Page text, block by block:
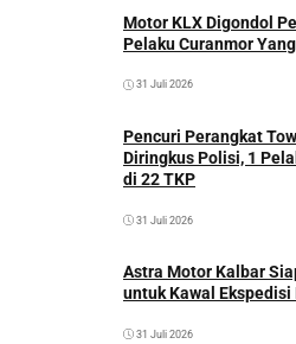
Motor KLX Digondol
Pelaku Curanmor
31 Juli 2026
Pencuri Perangkat
Diringkus Polisi, 1
di 22 TKP
31 Juli 2026
Astra Motor Kalbar
untuk Kawal
31 Juli 2026